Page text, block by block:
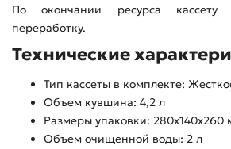
По окончании ресурса
переработку.
Технические
Тип кассеты в комплекте:
Объем кувшина: 4,2 л
Размеры упаковки: 280x140x260
Объем очищенной воды: 2 л